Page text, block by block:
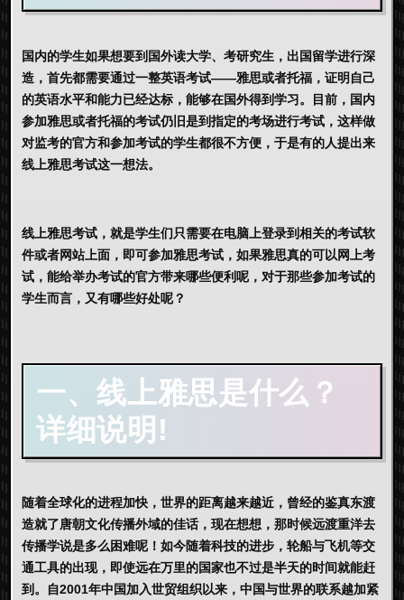
国内的学生如果想要到国外读大学、考研究生，出国留学进行深
造，首先都需要通过一整英语考试——雅思或者托福，证明自己
的英语水平和能力已经达标，能够在国外得到学习。目前，国内
参加雅思或者托福的考试仍旧是到指定的考场进行考试，这样做
对监考的官方和参加考试的学生都很不方便，于是有的人提出来
线上雅思考试这一想法。
线上雅思考试 ，就是学生们只需要在电脑上登录到相关的考试软
件或者网站上面，即可参加雅思考试，如果雅思真的可以网上考
试，能给举办考试的官方带来哪些便利呢，对于那些参加考试的
学生而言，又有哪些好处呢？
一、线上雅思是什么？
详细说明!
随着全球化的进程加快，世界的距离越来越近，曾经的鉴真东渡
造就了唐朝文化传播外域的佳话，现在想想，那时候远渡重洋去
传播学说是多么困难呢！如今随着科技的进步，轮船与飞机等交
通工具的出现，即使远在万里的国家也不过是半天的时间就能赶
到。自2001年中国加入世贸组织以来，中国与世界的联系越加紧